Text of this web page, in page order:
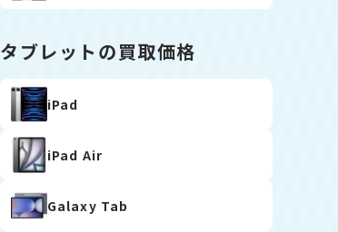
タブレットの買取価格
iPad
iPad Air
Galaxy Tab